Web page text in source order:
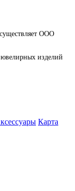
ООО
изделий
Карта